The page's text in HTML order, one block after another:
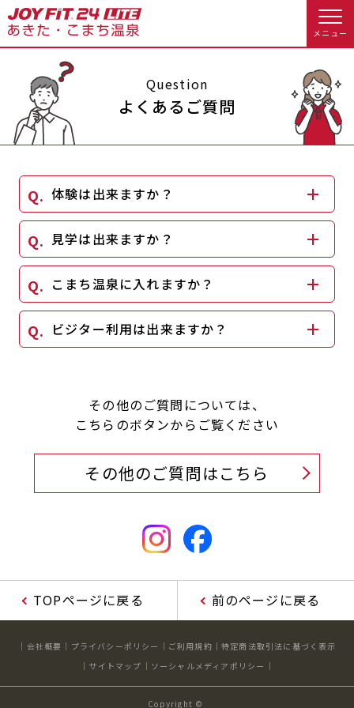
メニュー
店舗トップ
会員様へのお知らせ スタジオプログラム情報
予約する
オプション料金 アクセス
店舗情報・サービス よくあるご質問
入会するトップ
クレジットカードで入会する WEBで入会来店予約
料金・サービス等詳しく見る
入会を悩まれている方へトップ
店舗情報・サービス
見学・体験 スタジオプログラム情報
入会方法 よくあるご質問
店舗を探す
Question
よくあるご質問
体験は出来ますか？
見学は出来ますか？
こまち温泉に入れますか？
ビジター利用は出来ますか？
その他のご質問については、
こちらのボタンからご覧ください
その他のご質問はこちら
TOPページに戻る 前のページに戻る
会社概要 プライバシーポリシー ご利用規約
特定商法取引法に基づく表示
サイトマップ
ソーシャルメディアポリシー
Copyright ©